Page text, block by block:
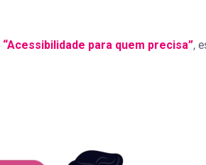
“Acessibilidade para quem precisa”,